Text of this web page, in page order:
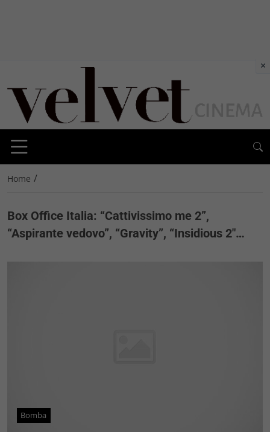
Home /
Box Office Italia: “Cattivissimo me 2”,
“Aspirante vedovo”, “Gravity”, “Insidious 2″…
Bomba
×